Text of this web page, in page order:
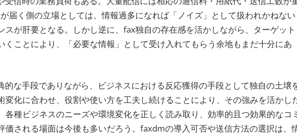
届く側の立場としては、情報過多になれば「ノイズ」として扱われかねない
スが肝要となる。しかし逆に、fax独自の存在感を活かしながら、ターゲット
くことにより、「必要な情報」として受け入れてもらう余地もまだ十分にあ
な手段でありながら、ビジネスにおける反応獲得の手段として独自の土壌
変化に合わせ、役割や使い方を工夫し続けることにより、その強みを活かし
種ビジネスのニーズや環境変化を正しく読み取り、効率的且つ効果的なコ
価される場面は今後も多いだろう。faxdmの導入可否や送信方法の選択は、